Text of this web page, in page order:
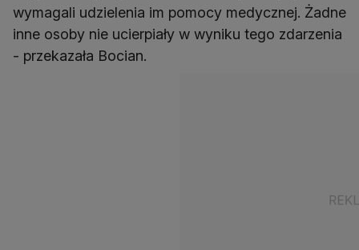
wymagali udzielenia im pomocy medycznej. Żadne
inne osoby nie ucierpiały w wyniku tego zdarzenia
- przekazała Bocian.